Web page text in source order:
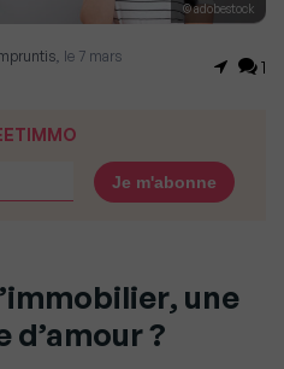
© adobestock
, le 7 mars
1
une
?